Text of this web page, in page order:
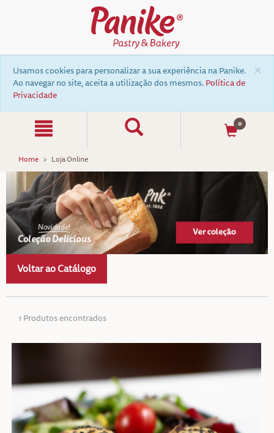
×
Usamos cookies para personalizar a sua experiência na Panike.
Ao navegar no site, aceita a utilização dos mesmos. Política de
Privacidade
0
Home Loja Online
Voltar ao Catálogo
1 Produtos encontrados